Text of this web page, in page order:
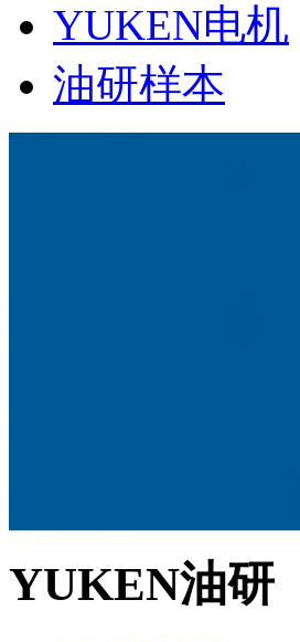
YUKEN电机
油研样本
YUKEN油研